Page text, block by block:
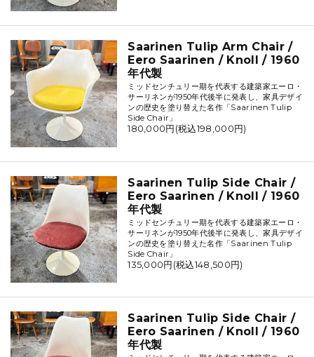
Saarinen Tulip Arm Chair /
Eero Saarinen / Knoll / 1960
年代製
ミッドセンチュリー期を代表する建築家エーロ・
サーリネンが1950年代後半に発表し、家具デザイ
ンの歴史を塗り替えた名作「Saarinen Tulip
Side Chair」
180,000円(税込198,000円)
Saarinen Tulip Side Chair /
Eero Saarinen / Knoll / 1960
年代製
ミッドセンチュリー期を代表する建築家エーロ・
サーリネンが1950年代後半に発表し、家具デザイ
ンの歴史を塗り替えた名作「Saarinen Tulip
Side Chair」
135,000円(税込148,500円)
Saarinen Tulip Side Chair /
Eero Saarinen / Knoll / 1960
年代製